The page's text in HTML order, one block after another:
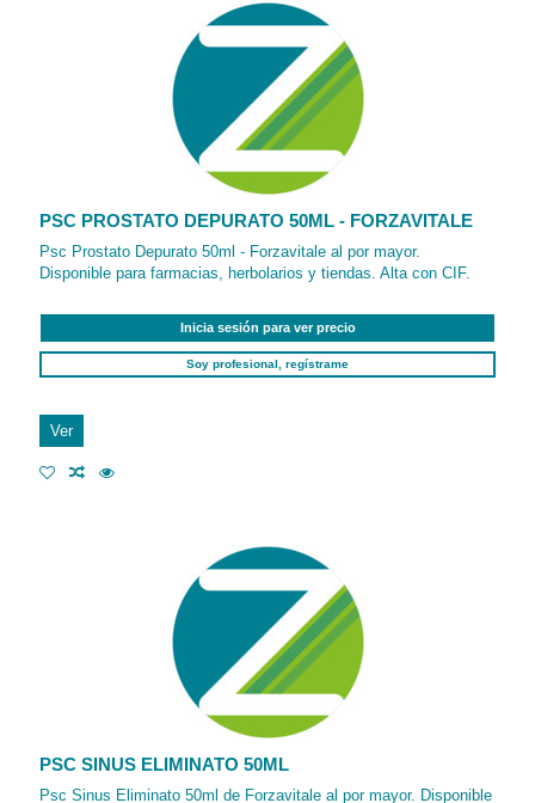
PSC PROSTATO DEPURATO 50ML - FORZAVITALE
Psc Prostato Depurato 50ml - Forzavitale al por mayor.
Disponible para farmacias, herbolarios y tiendas. Alta con CIF.
Inicia sesión para ver precio
Soy profesional, regístrame
Ver
PSC SINUS ELIMINATO 50ML
Psc Sinus Eliminato 50ml de Forzavitale al por mayor. Disponible